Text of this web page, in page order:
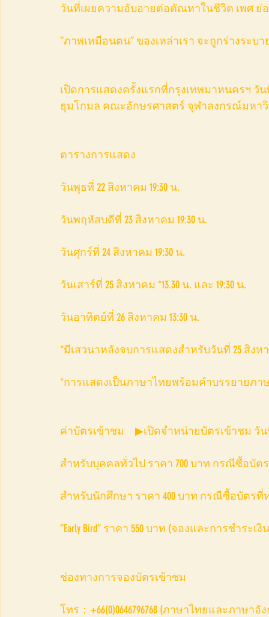
วันที่เผยความอับอายต่อตัณหาในชีวิต เพศ
“ภาพเหมือนตน” ของเหล่าเรา จะถูกร่างระบ
เปิดการแสดงครั้งแรกที่กรุงเทพมาหนครฯ วัน
ธุมโกมล คณะอักษรศาสตร์ จุฬาลงกรณ์มหา
ตารางการแสดง
วันพุธที่ 22 สิงหาคม 19:30 น.
วันพฤหัสบดีที่ 23 สิงหาคม 19:30 น.
วันศุกร์ที่ 24 สิงหาคม 19:30 น.
วันเสาร์ที่ 25 สิงหาคม *13.30 น. และ 19:30 น.
วันอาทิตย์ที่ 26 สิงหาคม 13:30 น.
*มีเสวนาหลังจบการแสดงสำหรับวันที่ 25 สิงหาค
*การแสดงเป็นภาษาไทยพร้อมคำบรรยายภ
ค่าบัตรเข้าชม　▶เปิดจำหน่ายบัตรเข้าชม วันที่
สำหรับบุคคลทั่วไป ราคา 700 บาท กรณีซื้อบัต
สำหรับนักศึกษา ราคา 400 บาท กรณีซื้อบัตรที่
“Early Bird” ราคา 550 บาท (จองและการชำระเ
ช่องทางการจองบัตรเข้าชม
โทร：+66(0)0646796768 (ภาษาไทยและภาษาอังกฤ